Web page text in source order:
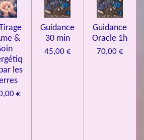
&
les
€
Guidance
30 min
45,00 €
Guidance
Oracle 1h
70,00 €